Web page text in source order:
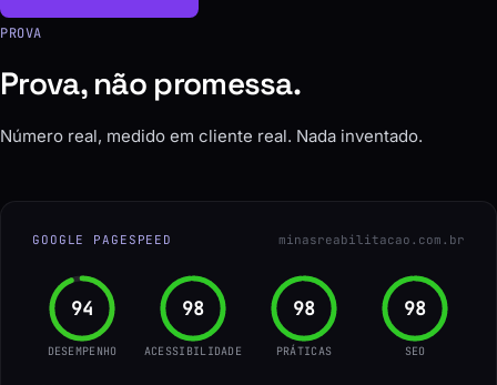
PROVA
Prova, não promessa.
Número real, medido em cliente real. Nada inventado.
GOOGLE PAGESPEED minasreabilitacao.com.br
96
DESEMPENHO
100
ACESSIBILIDADE
100
PRÁTICAS
100
SEO